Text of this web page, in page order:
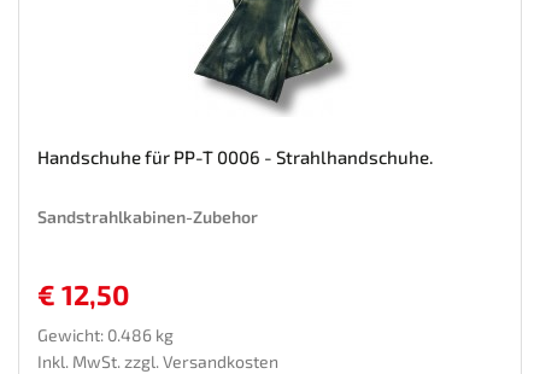
Handschuhe für PP-T 0006 - Strahlhandschuhe.
Sandstrahlkabinen-Zubehor
€ 12,50
Gewicht: 0.486 kg
Inkl. MwSt. zzgl. Versandkosten